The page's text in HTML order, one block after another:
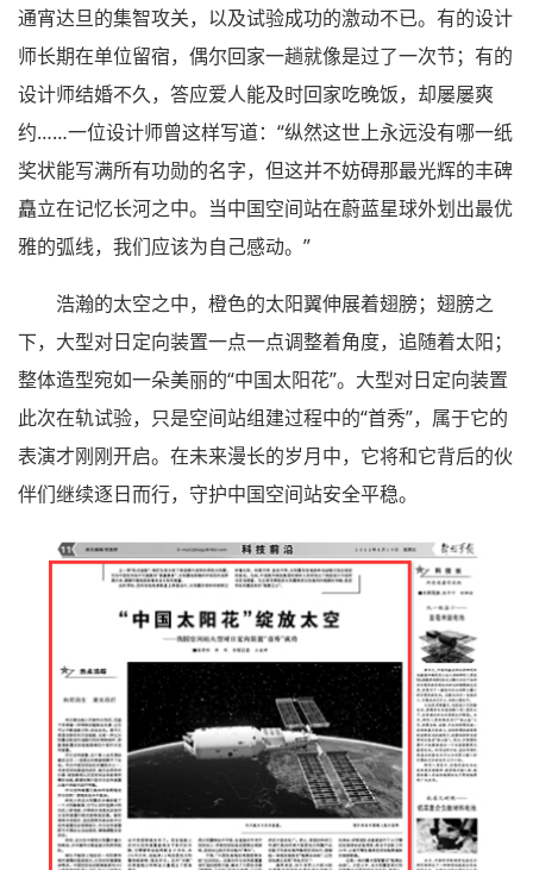
通宵达旦的集智攻关，以及试验成功的激动不已。有的设计
师长期在单位留宿，偶尔回家一趟就像是过了一次节；有的
设计师结婚不久，答应爱人能及时回家吃晚饭，却屡屡爽
约……一位设计师曾这样写道：“纵然这世上永远没有哪一纸
奖状能写满所有功勋的名字，但这并不妨碍那最光辉的丰碑
矗立在记忆长河之中。当中国空间站在蔚蓝星球外划出最优
雅的弧线，我们应该为自己感动。”
浩瀚的太空之中，橙色的太阳翼伸展着翅膀；翅膀之
下，大型对日定向装置一点一点调整着角度，追随着太阳；
整体造型宛如一朵美丽的“中国太阳花”。大型对日定向装置
此次在轨试验，只是空间站组建过程中的“首秀”，属于它的
表演才刚刚开启。在未来漫长的岁月中，它将和它背后的伙
伴们继续逐日而行，守护中国空间站安全平稳。